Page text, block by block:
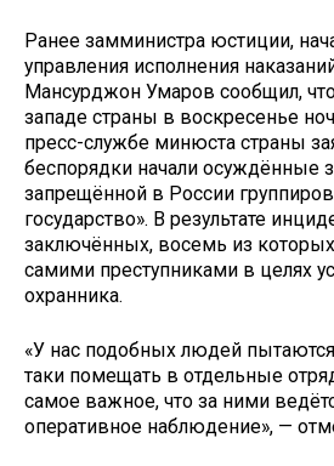
Ранее замминистра юстиции,
управления исполнения
Мансурджон Умаров сообщил,
западе страны в воскресенье
пресс-службе минюста страны
беспорядки начали осуждённые
запрещённой в России
государство». В результате
заключённых, восемь из
самими преступниками в целях
охранника.
«У нас подобных людей
таки помещать в отдельные
самое важное, что за ними
оперативное наблюдение», —